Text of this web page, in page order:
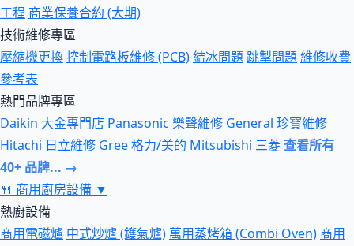
工程 商業保養合約 (大期)
技術維修專區
壓縮機更換控制電路板維修 (PCB)結冰問題跳掣問題維修收費
參考表
熱門品牌專區
Daikin 大金專門店 Panasonic 樂聲維修 General 珍寶維修
Hitachi 日立維修 Gree 格力/美的 Mitsubishi 三菱查看所有
40+ 品牌... →
🍴 商用廚房設備 ▼
熱廚設備
商用電磁爐 中式炒爐 (鑊氣爐) 萬用蒸烤箱 (Combi Oven) 商用